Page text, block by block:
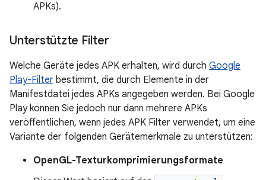
APKs).
Unterstützte Filter
Welche Geräte jedes APK erhalten, wird durch Google
Play-Filter bestimmt, die durch Elemente in der
Manifestdatei jedes APKs angegeben werden. Bei Google
Play können Sie jedoch nur dann mehrere APKs
veröffentlichen, wenn jedes APK Filter verwendet, um eine
Variante der folgenden Gerätemerkmale zu unterstützen:
OpenGL-Texturkomprimierungsformate